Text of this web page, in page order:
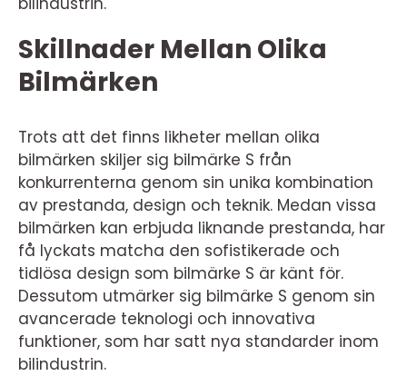
Skillnader Mellan Olika
Bilmärken
Trots att det finns likheter mellan olika
bilmärken skiljer sig bilmärke S från
konkurrenterna genom sin unika kombination
av prestanda, design och teknik. Medan vissa
bilmärken kan erbjuda liknande prestanda, har
få lyckats matcha den sofistikerade och
tidlösa design som bilmärke S är känt för.
Dessutom utmärker sig bilmärke S genom sin
avancerade teknologi och innovativa
funktioner, som har satt nya standarder inom
bilindustrin.